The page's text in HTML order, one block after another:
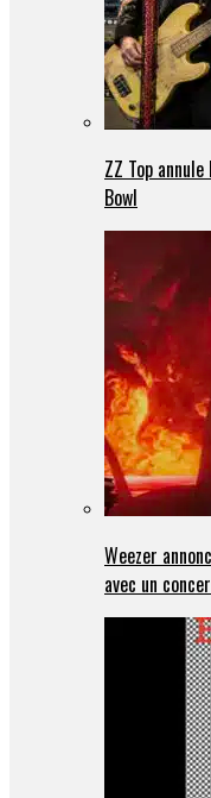
ZZ Top
Bowl
Weezer
avec un